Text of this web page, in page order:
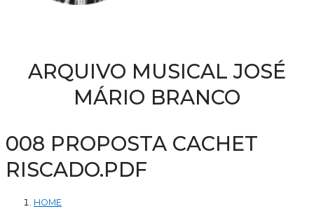
ARQUIVO MUSICAL JOSÉ
MÁRIO BRANCO
008 PROPOSTA CACHET
RISCADO.PDF
HOME